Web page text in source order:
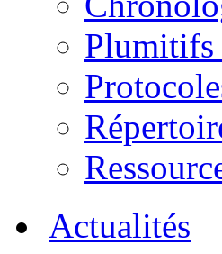
Plumitifs
Actualités